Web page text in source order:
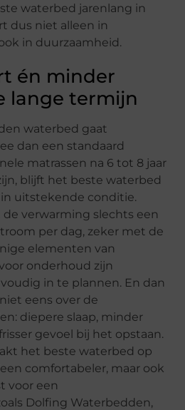
waterbed jarenlang in
dus niet alleen in
in duurzaamheid.
én minder
lange termijn
waterbed gaat
dan een standaard
matrassen na 6 tot 8 jaar
blijft het beste waterbed
in uitstekende conditie.
verwarming slechts een
per dag, zeker met de
elementen van
onderhoud zijn
in te plannen. En dan
eens over de
diepere slaap, minder
gevoel bij het opstaan.
het beste waterbed op
comfortabeler, maar ook
voor een
Dolfing Waterbedden,